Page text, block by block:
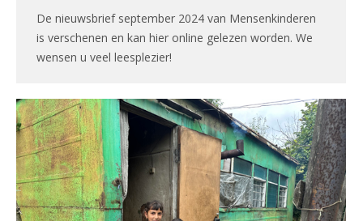
De nieuwsbrief september 2024 van Mensenkinderen
is verschenen en kan hier online gelezen worden. We
wensen u veel leesplezier!